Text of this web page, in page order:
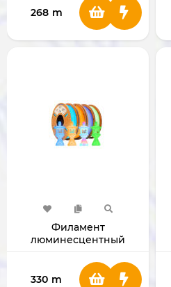
268 m
Филамент
люминесцентный
принтера 1.75мм 1 Кг
330 m